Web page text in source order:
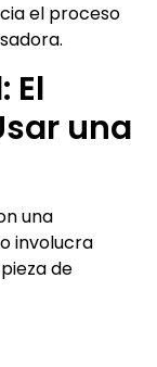
el proceso
El
una
una
involucra
de